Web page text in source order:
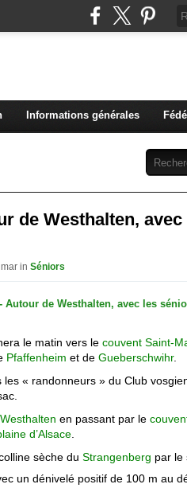
Informations générales
de Westhalten, avec
in Séniors
le matin vers le couvent Saint-
Pfaffenheim et de Gueberschwihr.
« randonneurs » du Club
Westhalten en passant par le
d’Alsace
sèche du Strangenberg par le
un dénivelé positif de 100 m au